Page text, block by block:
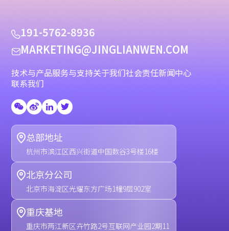
191-5762-8936
MARKETING@JINGLIANWEN.COM
技术与产品服务与支持关于我们社会责任新闻中心
联系我们
总部地址
杭州市滨江区西兴街道中国数谷3号楼16楼
北京分公司
北京市海淀区光耀东方广场1幢9层902室
重庆基地
重庆市两江新区卉竹路2号互联网产业园2期11